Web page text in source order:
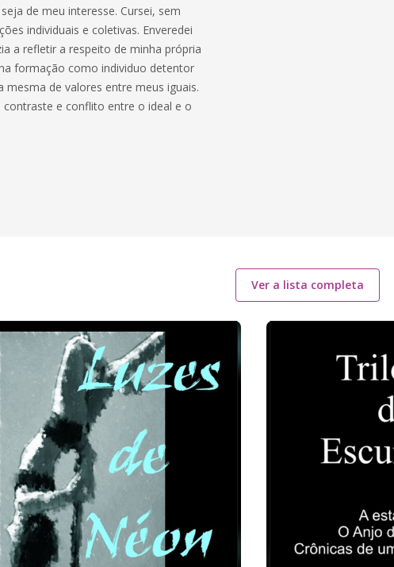
de meu interesse. Cursei, sem
individuais e coletivas. Enveredei
a refletir a respeito de minha própria
formação como individuo detentor
de valores entre meus iguais.
e conflito entre o ideal e o
Ver a lista completa